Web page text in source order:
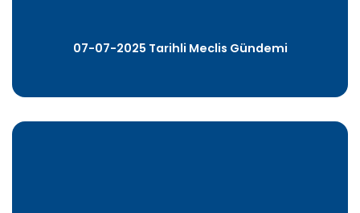
07-07-2025 Tarihli Meclis Gündemi